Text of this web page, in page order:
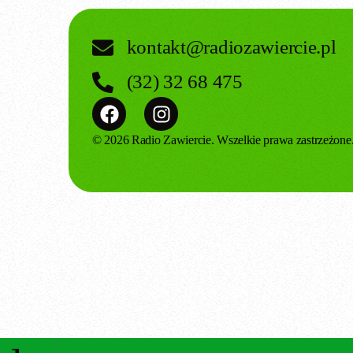
kontakt@radiozawiercie.pl
(32) 32 68 475
© 2026 Radio Zawiercie. Wszelkie prawa